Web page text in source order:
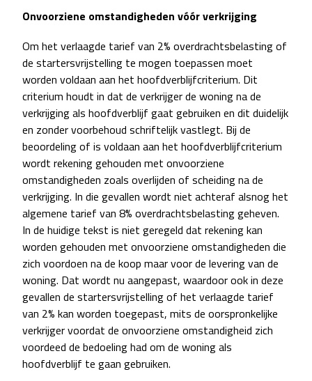
Onvoorziene omstandigheden vóór verkrijging
Om het verlaagde tarief van 2% overdrachtsbelasting of
de startersvrijstelling te mogen toepassen moet
worden voldaan aan het hoofdverblijfcriterium. Dit
criterium houdt in dat de verkrijger de woning na de
verkrijging als hoofdverblijf gaat gebruiken en dit duidelijk
en zonder voorbehoud schriftelijk vastlegt. Bij de
beoordeling of is voldaan aan het hoofdverblijfcriterium
wordt rekening gehouden met onvoorziene
omstandigheden zoals overlijden of scheiding na de
verkrijging. In die gevallen wordt niet achteraf alsnog het
algemene tarief van 8% overdrachtsbelasting geheven.
In de huidige tekst is niet geregeld dat rekening kan
worden gehouden met onvoorziene omstandigheden die
zich voordoen na de koop maar voor de levering van de
woning. Dat wordt nu aangepast, waardoor ook in deze
gevallen de startersvrijstelling of het verlaagde tarief
van 2% kan worden toegepast, mits de oorspronkelijke
verkrijger voordat de onvoorziene omstandigheid zich
voordeed de bedoeling had om de woning als
hoofdverblijf te gaan gebruiken.